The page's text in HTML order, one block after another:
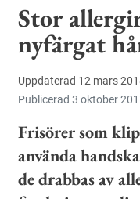
Stor
nyfärgat
Uppdaterad 12 mars
Publicerad 3 oktober
Frisörer som
använda
de drabbas av